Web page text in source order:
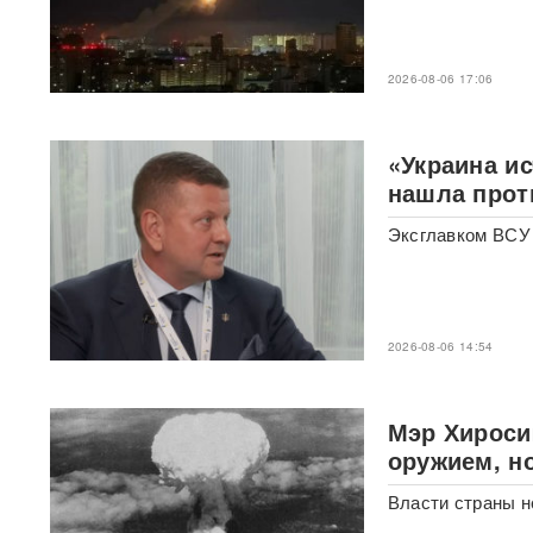
Bloomberg: в
киберкомандовании США за
месяц пять человек
"Яблоку" грозит снятие с
выборов в Госдуму: "Родина"
обратилась в Верховный суд
В "Москве-Сити" задержаны
сотрудники мошеннических
криптообменников
подземных тоннелей из
Беларуси
Единственный в России
завод тест-полосок для
2026-08-06 17:06
«Украина
нашла
Эксглавком
2026-08-06 14:54
Мэр
оружием,
Власти страны